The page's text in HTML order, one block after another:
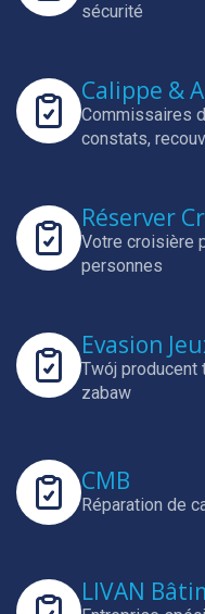
sécurité
Calippe &
Commissaires
constats,
Réserver
Votre croisière
personnes
Evasion
Twój producent
zabaw
CMB
Réparation de
LIVAN